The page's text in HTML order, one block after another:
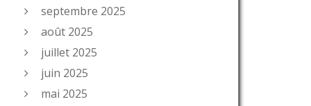
septembre 2025
août 2025
juillet 2025
juin 2025
mai 2025